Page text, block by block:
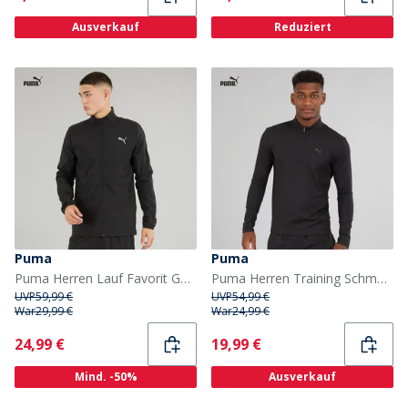
Ausverkauf Reduziert
Puma
Puma Herren Lauf Favorit Gewebte Laufjacke Puma Schwarz
UVP59,99 €
War29,99 €
Current
24,99 €
Mind. -50%
Puma
Puma Herren Training Schmale Passform 1 / 4 Reissverschluss Puma Schwarz
UVP54,99 €
War24,99 €
Current
19,99 €
Ausverkauf